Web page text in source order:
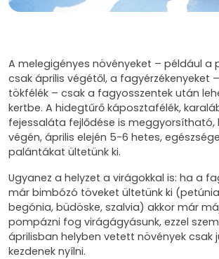
A melegigényes növényeket – például a
csak április végétől, a fagyérzékenyeket
tökfélék – csak a fagyosszentek után
kertbe. A hidegtűrő káposztafélék,
fejessaláta fejlődése is meggyorsítható,
végén, április elején 5-6 hetes,
palántákat ültetünk ki.
Ugyanez a helyzet a virágokkal is: ha a
már bimbózó töveket ültetünk ki
begónia, büdöske, szalvia) akkor már
pompázni fog virágágyásunk, ezzel
áprilisban helyben vetett növények csak
kezdenek nyílni.